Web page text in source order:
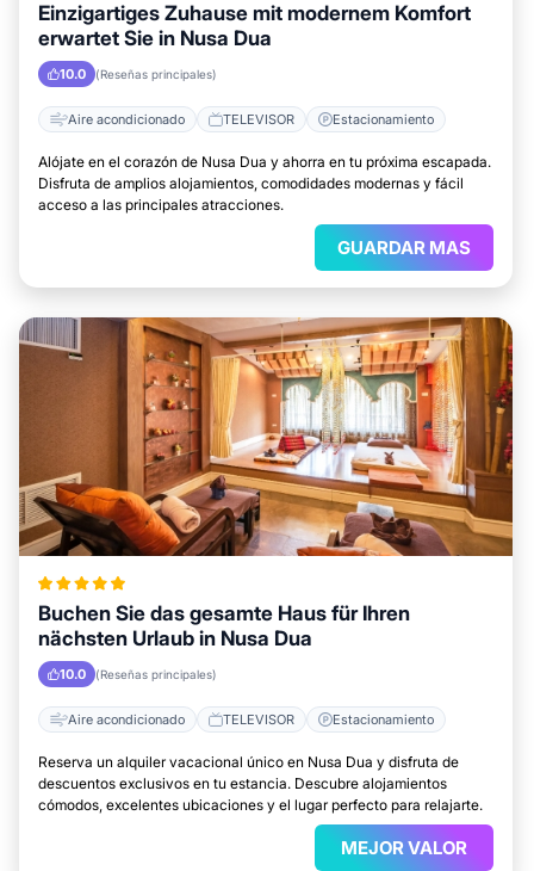
Einzigartiges Zuhause mit modernem Komfort
erwartet Sie in Nusa Dua
10.0 (Reseñas principales)
Aire acondicionado TELEVISOR Estacionamiento
Alójate en el corazón de Nusa Dua y ahorra en tu próxima escapada.
Disfruta de amplios alojamientos, comodidades modernas y fácil
acceso a las principales atracciones.
GUARDAR MAS
Buchen Sie das gesamte Haus für Ihren
nächsten Urlaub in Nusa Dua
10.0 (Reseñas principales)
Aire acondicionado TELEVISOR Estacionamiento
Reserva un alquiler vacacional único en Nusa Dua y disfruta de
descuentos exclusivos en tu estancia. Descubre alojamientos
cómodos, excelentes ubicaciones y el lugar perfecto para relajarte.
MEJOR VALOR